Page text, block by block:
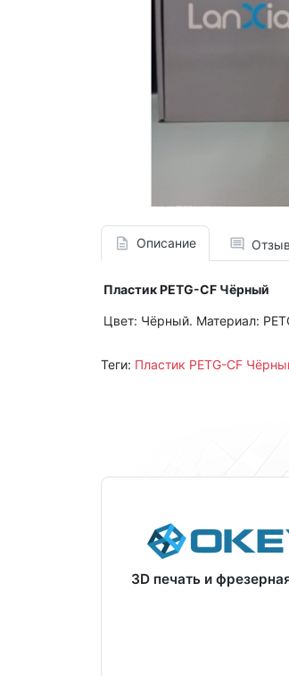
Описание
Пластик PETG-CF Чёрный
Цвет: Чёрный. Материал:
Теги: Пластик PETG-CF
3D печать и